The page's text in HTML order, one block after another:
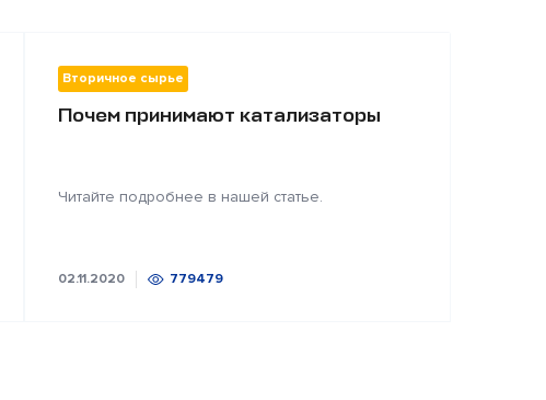
Вторичное сырье
Почем принимают катализаторы
Читайте подробнее в нашей статье.
02.11.2020 779479